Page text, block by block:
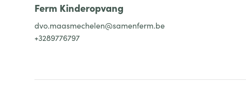
Ferm Kinderopvang
dvo.maasmechelen@samenferm.be
+3289776797